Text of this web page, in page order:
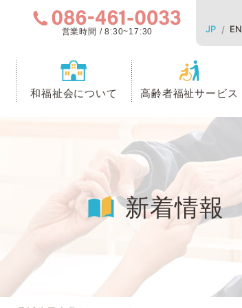
営業時間 / 8:30~17:30 JP EN
和福祉会について 高齢者福祉サービス
新着情報